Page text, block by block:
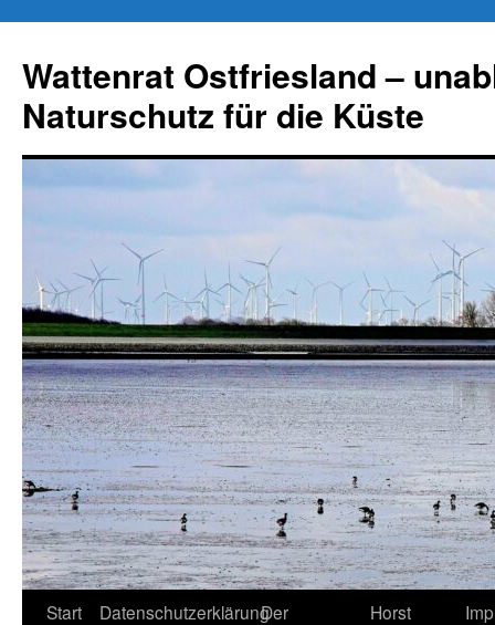
springen
Wattenrat Ostfriesland –
Naturschutz für die Küste
Start DatenschutzerklärungDer
Horst